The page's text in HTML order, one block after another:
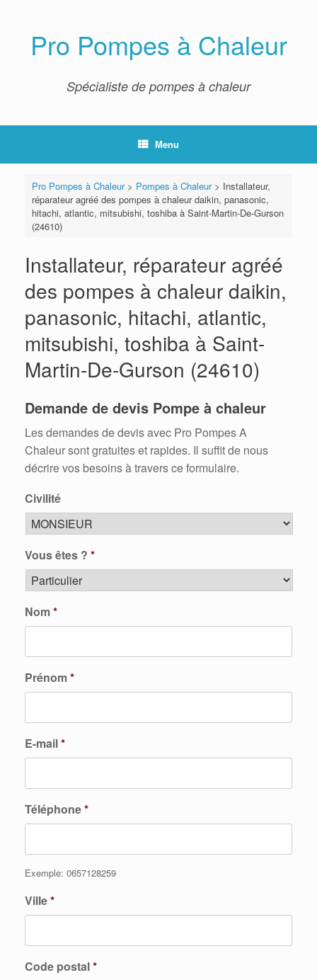
Pro Pompes à Chaleur
Spécialiste de pompes à chaleur
Menu
Pro Pompes à Chaleur> Pompes à Chaleur> Installateur,
réparateur agréé des pompes à chaleur daikin, panasonic,
hitachi, atlantic, mitsubishi, toshiba à Saint-Martin-De-Gurson
(24610)
Installateur, réparateur agréé
des pompes à chaleur daikin,
panasonic, hitachi, atlantic,
mitsubishi, toshiba à Saint-
Martin-De-Gurson (24610)
Demande de devis Pompe à chaleur
Les demandes de devis avec Pro Pompes A
Chaleur sont gratuites et rapides. Il suffit de nous
décrire vos besoins à travers ce formulaire.
Civilité
Vous êtes ? *
Nom*
Prénom*
E-mail*
Téléphone*
Exemple: 0657128259
Ville*
Code postal*